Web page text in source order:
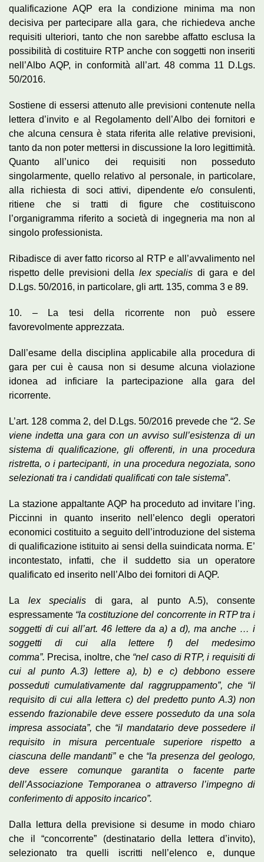
qualificazione AQP era la condizione minima ma non
decisiva per partecipare alla gara, che richiedeva anche
requisiti ulteriori, tanto che non sarebbe affatto esclusa la
possibilità di costituire RTP anche con soggetti non inseriti
nell’Albo AQP, in conformità all’art. 48 comma 11 D.Lgs.
50/2016.
Sostiene di essersi attenuto alle previsioni contenute nella
lettera d’invito e al Regolamento dell’Albo dei fornitori e
che alcuna censura è stata riferita alle relative previsioni,
tanto da non poter mettersi in discussione la loro legittimità.
Quanto all’unico dei requisiti non posseduto
singolarmente, quello relativo al personale, in particolare,
alla richiesta di soci attivi, dipendente e/o consulenti,
ritiene che si tratti di figure che costituiscono
l’organigramma riferito a società di ingegneria ma non al
singolo professionista.
Ribadisce di aver fatto ricorso al RTP e all’avvalimento nel
rispetto delle previsioni della lex specialis di gara e del
D.Lgs. 50/2016, in particolare, gli artt. 135, comma 3 e 89.
10. – La tesi della ricorrente non può essere
favorevolmente apprezzata.
Dall’esame della disciplina applicabile alla procedura di
gara per cui è causa non si desume alcuna violazione
idonea ad inficiare la partecipazione alla gara del
ricorrente.
L’art. 128 comma 2, del D.Lgs. 50/2016 prevede che “2. Se
viene indetta una gara con un avviso sull’esistenza di un
sistema di qualificazione, gli offerenti, in una procedura
ristretta, o i partecipanti, in una procedura negoziata, sono
selezionati tra i candidati qualificati con tale sistema”.
La stazione appaltante AQP ha proceduto ad invitare l’ing.
Piccinni in quanto inserito nell’elenco degli operatori
economici costituito a seguito dell’introduzione del sistema
di qualificazione istituito ai sensi della suindicata norma. E’
incontestato, infatti, che il suddetto sia un operatore
qualificato ed inserito nell’Albo dei fornitori di AQP.
La lex specialis di gara, al punto A.5), consente
espressamente “la costituzione del concorrente in RTP tra i
soggetti di cui all’art. 46 lettere da a) a d), ma anche … i
soggetti di cui alla lettere f) del medesimo
comma”. Precisa, inoltre, che “nel caso di RTP, i requisiti di
cui al punto A.3) lettere a), b) e c) debbono essere
posseduti cumulativamente dal raggruppamento”, che “il
requisito di cui alla lettera c) del predetto punto A.3) non
essendo frazionabile deve essere posseduto da una sola
impresa associata”, che “il mandatario deve possedere il
requisito in misura percentuale superiore rispetto a
ciascuna delle mandanti” e che“la presenza del geologo,
deve essere comunque garantita o facente parte
dell’Associazione Temporanea o attraverso l’impegno di
conferimento di apposito incarico”.
Dalla lettura della previsione si desume in modo chiaro
che il “concorrente” (destinatario della lettera d’invito),
selezionato tra quelli iscritti nell’elenco e, dunque